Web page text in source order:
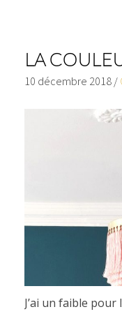
LA
10 décembre 2018/
J’ai un faible